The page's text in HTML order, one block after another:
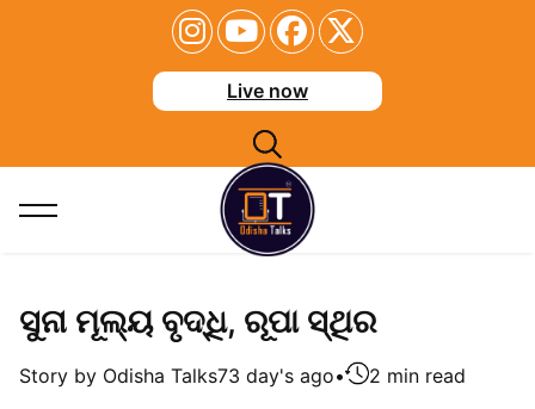
Live now
ସୁନା ମୂଲ୍ୟ ବୃଦ୍ଧି, ରୂପା ସ୍ଥିର
Story by Odisha Talks73 day's ago• 2 min read